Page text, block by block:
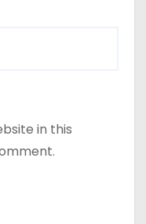
in this